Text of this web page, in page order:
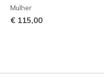
Mulher
€ 115,00